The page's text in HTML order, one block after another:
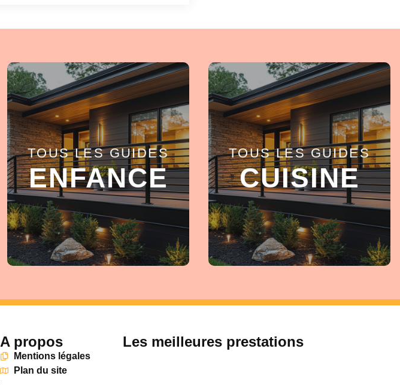
TOUS LES GUIDES
ENFANCE
EN SAVOIR +
TOUS LES GUIDES
CUISINE
EN SAVOIR +
A propos
Mentions légales
Plan du site
Les meilleures prestations